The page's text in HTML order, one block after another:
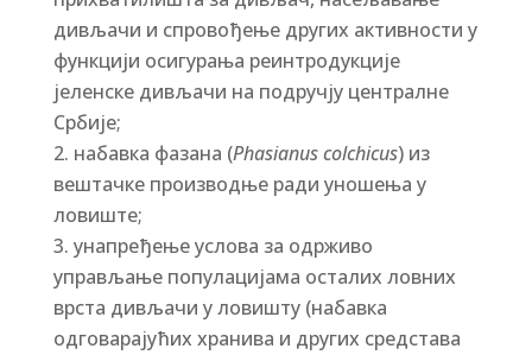
дивљачи и спровођење других активности у
функцији осигурања реинтродукције
јеленске дивљачи на подручју централне
Србије;
набавка фазана (Phasianus colchicus) из
вештачке производње ради уношења у
ловиште;
унапређење услова за одрживо
управљање популацијама осталих ловних
врста дивљачи у ловишту (набавка
одговарајућих хранива и других средстава